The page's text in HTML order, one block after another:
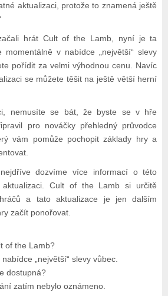
aktualizaci, protože to znamená ještě
hrát Cult of the Lamb, nyní je ta
v nabídce „největší“ slevy
pořídit za velmi výhodnou cenu. Navíc
se můžete těšit na ještě větší herní
nemusíte se bát, že byste se v hře
pro nováčky přehledný průvodce
vám pomůže pochopit základy hry a
dozvíme více informací o této
aktualizaci. Cult of the Lamb si určitě
a tato aktualizace je jen dalším
začít ponořovat.
of the Lamb?
„největší“ slevy vůbec.
dostupná?
zatím nebylo oznámeno.